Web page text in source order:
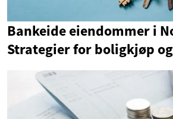
Bankeide eiendommer i
Strategier for boligkjøp